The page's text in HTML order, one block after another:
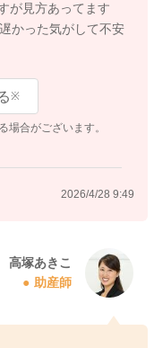
が見方あってます
かった気がして不安
※
合がございます。
2026/4/28 9:49
高塚あきこ
助産師